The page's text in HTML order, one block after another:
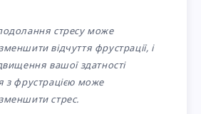
стресу може
відчуття фрустрації, і
вашої здатності
з фрустрацією може
стрес.